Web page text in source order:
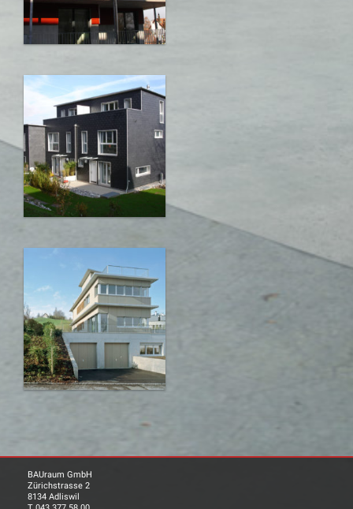
BAUraum GmbH
Zürichstrasse 2
8134 Adliswil